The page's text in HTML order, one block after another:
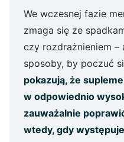
We wczesnej fazie
zmaga się ze
czy rozdrażnieniem –
sposoby, by poczuć
pokazują, że
w odpowiednio
zauważalnie
wtedy, gdy